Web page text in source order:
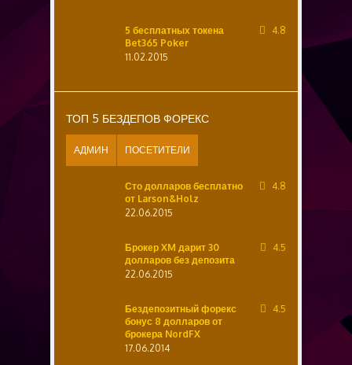
5 бесплатных токена
Bet365 Poker
11.02.2015
4.8
ТОП 5 БЕЗДЕПОВ ФОРЕКС
АДМИН ПОСЕТИТЕЛИ
Сто долларов бесплатно
от Larson&Holz
22.06.2015
4.8
Брокер XM дарит 30
долларов без депозита
22.06.2015
4.5
Бездепозитный форекс
бонус 8 долларов от
брокера NordFX
17.06.2014
4.5